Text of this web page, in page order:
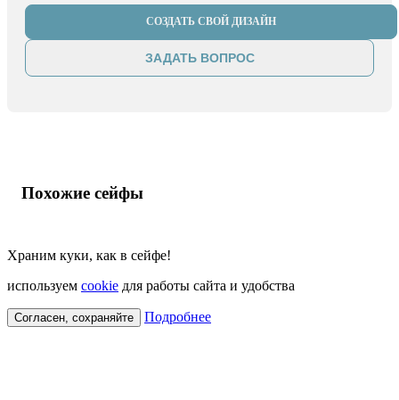
СОЗДАТЬ СВОЙ ДИЗАЙН
ЗАДАТЬ ВОПРОС
Похожие сейфы
Храним куки, как в сейфе!
используем cookie для работы сайта и удобства
Согласен, сохраняйте Подробнее